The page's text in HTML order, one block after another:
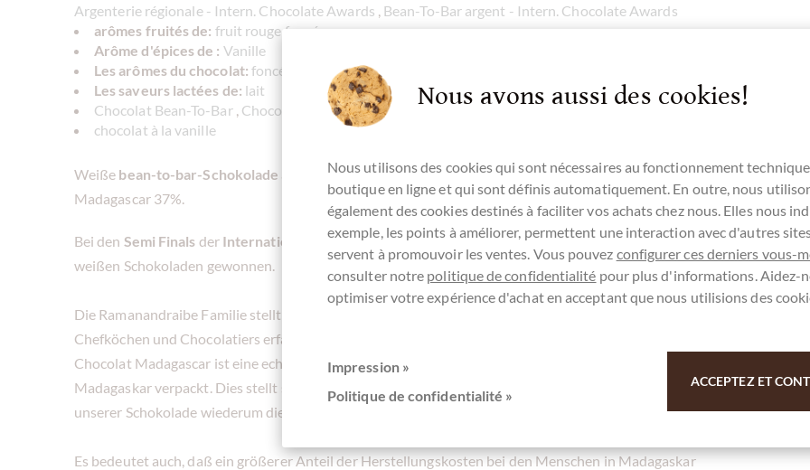
Argenterie régionale - Intern. Chocolate Awards , Bean-To-Bar argent - Intern. Chocolate Awards
arômes fruités de: fruit rouge foncé
Arôme d'épices de : Vanille
Les arômes du chocolat: foncé harmonique,sucré
Les saveurs lactées de: lait
Chocolat Bean-To-Bar , Chocolat Single Origin, chocolat d'origine unique ,Chocolat Tree-To-Bar
chocolat à la vanille
Weiße bean-to-bar-Schokolade aus Madagascar mit echterBourbon Vanille, das ist die Chocolat
Madagascar 37%.
Bei den Semi Finals der International Chocolate Awards 2014 hat die Schokolade Silberbei den
weißen Schokoladen gewonnen.
Die Ramanandraibe Familie stellt seit 1940 Schokolade her und vielfältigen Zuspruch von führenden
Chefköchen und Chocolatiers erfahren.
Chocolat Madagascar ist eine echte
Herkunftsschokolade
Madagaskar verpackt. Dies stellt sicher, daß wir die Frische der Bohnen einfangen können, was
unserer Schokolade wiederum die angenehm fruchtige Basisnote gibt.
Es bedeutet auch, daß ein größerer Anteil der Herstellungskosten bei den Menschen in Madagaskar
Nous avons aussi des cookies!
Nous utilisons des cookies qui sont nécessaires au fonctionnement
boutique en ligne et qui sont définis automatiquement. En outre, nous
également des cookies destinés à faciliter vos achats chez nous. Elles nous
exemple, les points à améliorer, permettent une interaction avec d'autres
servent à promouvoir les ventes. Vous pouvez configurer ces derniers vous-
consulter notre politique de confidentialité pour plus d'informations. Aidez-
optimiser votre expérience d'achat en acceptant que nous utilisions des
Impression »
Politique de confidentialité »
ACCEPTEZ ET